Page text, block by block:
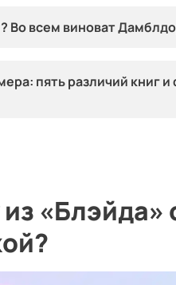
Во всем виноват
пять различий книг
«Блэйда»